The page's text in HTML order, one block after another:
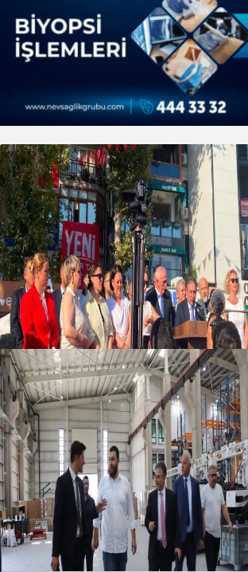
Yeni Parti Bandırma Teşkilatı kuruldu
06 Ağustos 2026
Marmara OSB Müteşebbis Heyeti
Toplantısı gerçekleştirildi
05 Ağustos 2026